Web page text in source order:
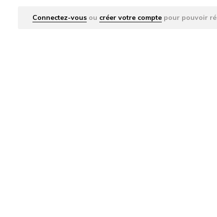
Connectez-vous ou créer votre compte pour pouvoir